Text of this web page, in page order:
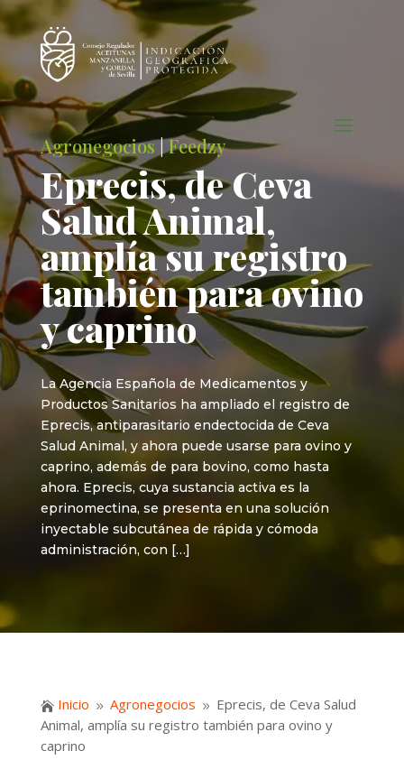
Agronegocios|Feedzy
Eprecis, de Ceva
Salud Animal,
amplía su registro
también para ovino
y caprino
La Agencia Española de Medicamentos y
Productos Sanitarios ha ampliado el registro de
Eprecis, antiparasitario endectocida de Ceva
Salud Animal, y ahora puede usarse para ovino y
caprino, además de para bovino, como hasta
ahora. Eprecis, cuya sustancia activa es la
eprinomectina, se presenta en una solución
inyectable subcutánea de rápida y cómoda
administración, con […]
 Inicio 9 Agronegocios 9 Eprecis, de Ceva Salud
Animal, amplía su registro también para ovino y
caprino